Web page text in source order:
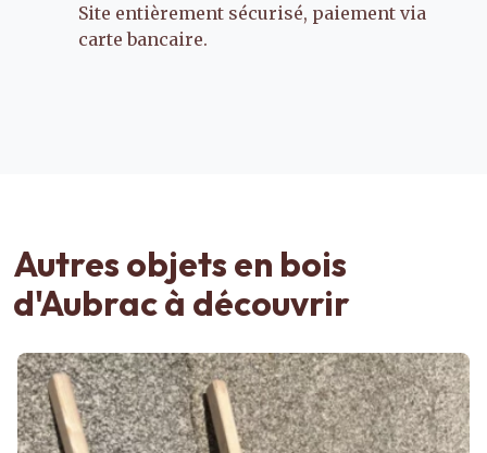
Site entièrement sécurisé, paiement via
carte bancaire.
Autres objets en bois
d'Aubrac à découvrir